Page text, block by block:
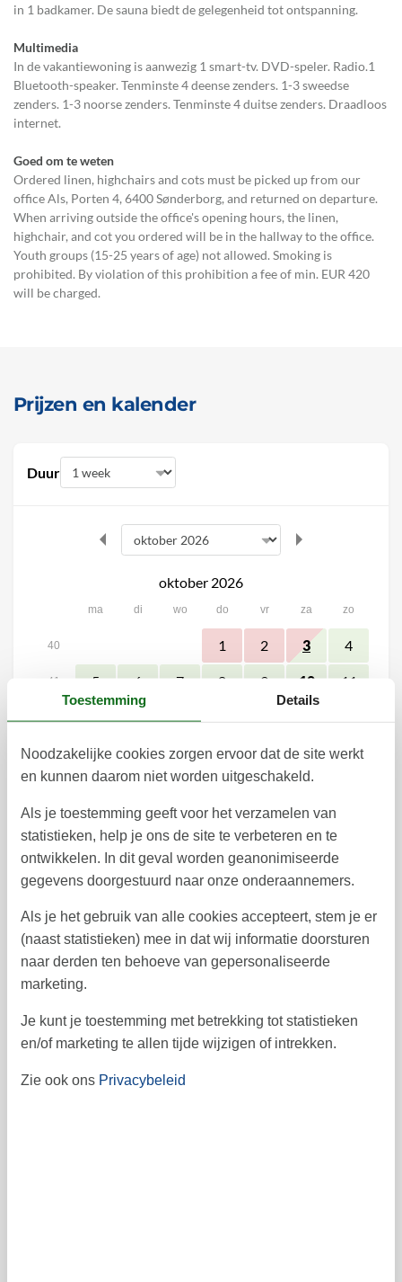
in 1 badkamer. De sauna biedt de gelegenheid tot ontspanning.
Multimedia
In de vakantiewoning is aanwezig 1 smart-tv. DVD-speler. Radio.1
Bluetooth-speaker. Tenminste 4 deense zenders. 1-3 sweedse
zenders. 1-3 noorse zenders. Tenminste 4 duitse zenders. Draadloos
internet.
Goed om te weten
Ordered linen, highchairs and cots must be picked up from our
office Als, Porten 4, 6400 Sønderborg, and returned on departure.
When arriving outside the office's opening hours, the linen,
highchair, and cot you ordered will be in the hallway to the office.
Youth groups (15-25 years of age) not allowed. Smoking is
prohibited. By violation of this prohibition a fee of min. EUR 420
will be charged.
Prijzen en kalender
Duur
oktober 2026
ma di wo do vr za zo
40 1 2 3 4
41 5 6 7 8 9 10 11
12 13 14
43 19 20 21 22 23 24 25
november 2026
ma di wo do vr za zo
44 1
3
46
47 16 17 18 19 20 21 22
Toestemming Details
Noodzakelijke cookies zorgen ervoor dat de site werkt
en kunnen daarom niet worden uitgeschakeld.
Als je toestemming geeft voor het verzamelen van
statistieken, help je ons de site te verbeteren en te
ontwikkelen. In dit geval worden geanonimiseerde
gegevens doorgestuurd naar onze onderaannemers.
Als je het gebruik van alle cookies accepteert, stem je er
(naast statistieken) mee in dat wij informatie doorsturen
naar derden ten behoeve van gepersonaliseerde
marketing.
Je kunt je toestemming met betrekking tot statistieken
en/of marketing te allen tijde wijzigen of intrekken.
Zie ook ons Privacybeleid